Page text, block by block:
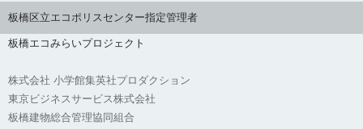
板橋区立エコポリスセンター指定管理者
板橋エコみらいプロジェクト
株式会社 小学館集英社プロダクション
東京ビジネスサービス株式会社
板橋建物総合管理協同組合